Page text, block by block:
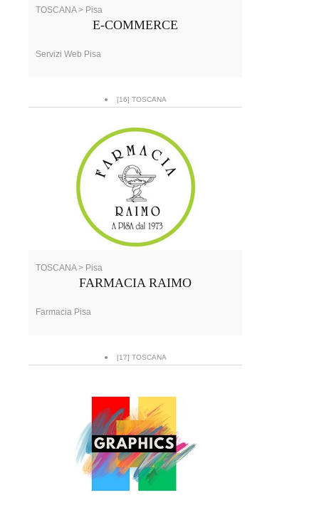
TOSCANA > Pisa
E-COMMERCE
Servizi Web Pisa
[16] TOSCANA
TOSCANA > Pisa
FARMACIA RAIMO
Farmacia Pisa
[17] TOSCANA